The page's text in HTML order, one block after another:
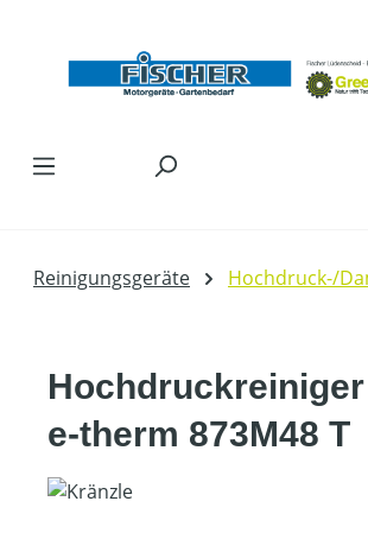
Reinigungsgeräte Hochdruck-/
e-therm 873M48 T